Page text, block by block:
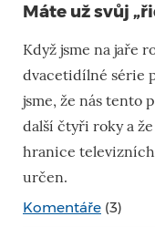
Máte už svůj
Když jsme na jaře
dvacetidílné série
jsme, že nás tento
další čtyři roky a
hranice
určen.
Komentáře (3)